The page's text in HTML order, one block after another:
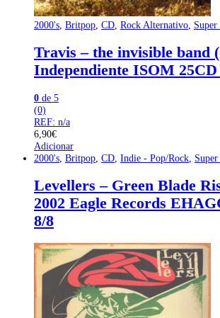
2000's Britpop CD Rock Alternativo
Travis – the invisible band
Independiente ISOM
0 de 5
(0)
REF: n/a
6,90€
Adicionar
2000's Britpop CD Indie - Pop/Rock
Levellers – Green Blade
2002 Eagle Records
8/8